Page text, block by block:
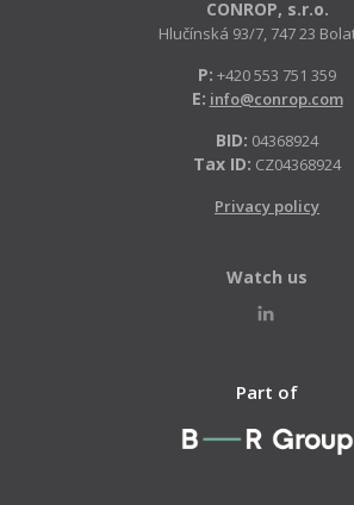
CONROP, s.r.o.
Hlučínská 93/7, 747 23
P: +420 553 751 359
E: info@conrop.com
BID: 04368924
Tax ID: CZ04368924
Privacy policy
Watch us
Part of